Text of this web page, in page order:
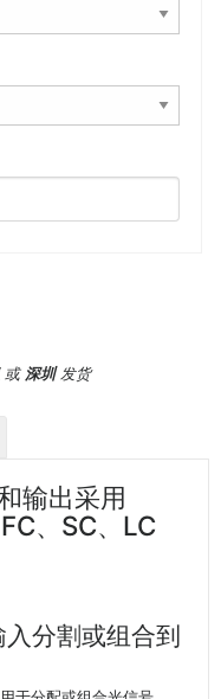
或 深圳发货
输出采用
、SC、LC
分割或组合到